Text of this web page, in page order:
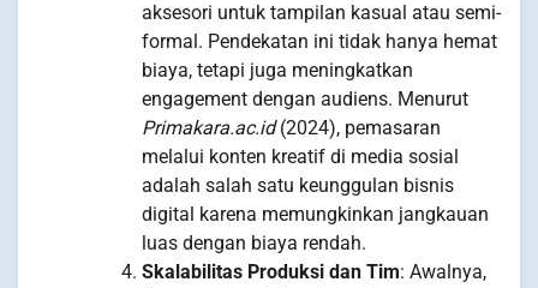
aksesori untuk tampilan kasual atau semi-
formal. Pendekatan ini tidak hanya hemat
biaya, tetapi juga meningkatkan
engagement dengan audiens. Menurut
Primakara.ac.id(2024), pemasaran
melalui konten kreatif di media sosial
adalah salah satu keunggulan bisnis
digital karena memungkinkan jangkauan
luas dengan biaya rendah.
Skalabilitas Produksi dan Tim: Awalnya,